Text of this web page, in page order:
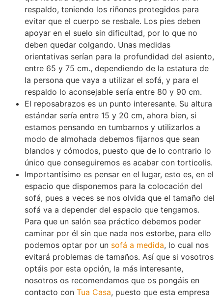
respaldo, teniendo los riñones protegidos para
evitar que el cuerpo se resbale. Los pies deben
apoyar en el suelo sin dificultad, por lo que no
deben quedar colgando. Unas medidas
orientativas serían para la profundidad del asiento,
entre 65 y 75 cm., dependiendo de la estatura de
la persona que vaya a utilizar el sofá, y para el
respaldo lo aconsejable sería entre 80 y 90 cm.
El reposabrazos es un punto interesante. Su altura
estándar sería entre 15 y 20 cm, ahora bien, si
estamos pensando en tumbarnos y utilizarlos a
modo de almohada debemos fijarnos que sean
blandos y cómodos, puesto que de lo contrario lo
único que conseguiremos es acabar con torticolis.
Importantísimo es pensar en el lugar, esto es, en el
espacio que disponemos para la colocación del
sofá, pues a veces se nos olvida que el tamaño del
sofá va a depender del espacio que tengamos.
Para que un salón sea práctico debemos poder
caminar por él sin que nada nos estorbe, para ello
podemos optar por un sofá a medida, lo cual nos
evitará problemas de tamaños. Así que si vosotros
optáis por esta opción, la más interesante,
nosotros os recomendamos que os pongáis en
contacto con Tua Casa, puesto que esta empresa